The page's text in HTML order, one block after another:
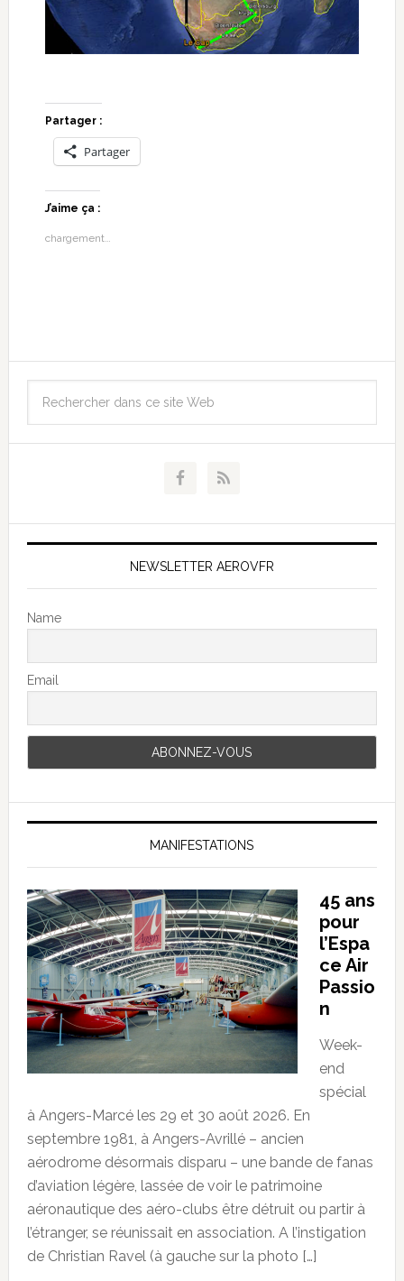
Partager :
Partager
J’aime ça :
chargement…
NEWSLETTER AEROVFR
Name
Email
MANIFESTATIONS
45 ans
pour
l’Espa
ce Air
Passio
n
Week-
end
spécial
à Angers-Marcé les 29 et 30 août 2026. En
septembre 1981, à Angers-Avrillé – ancien
aérodrome désormais disparu – une bande de fanas
d’aviation légère, lassée de voir le patrimoine
aéronautique des aéro-clubs être détruit ou partir à
l’étranger, se réunissait en association. A l’instigation
de Christian Ravel (à gauche sur la photo […]